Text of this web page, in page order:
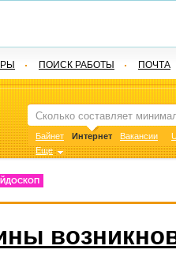
Байнет Интернет Вакансии
Еще
ПОИСК РАБОТЫ ПОЧТА